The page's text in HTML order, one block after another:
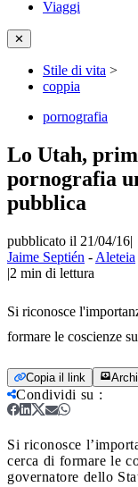
Viaggi
✕
Stile di vita >
coppia
pornografia
Lo Utah,
pornografia
pubblica
pubblicato il 21/04/16|
Jaime Septién - Aleteia
|2 min di lettura
Si riconosce
formare le coscienze
Copia il link
Condividi su :
Si riconosce
cerca di formare le
governatore dello